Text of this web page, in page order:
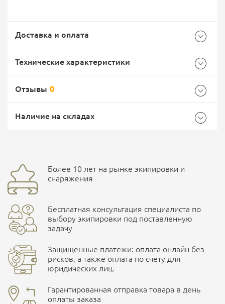
Доставка и оплата
Доставка Почтой России
EMS Почта России
Доставка курьерской службой СДЭК -
Наличные при самовывозе
Технические характеристики
Размер 50/176
Бренд
Страна производитель
Характеристики комплектаций
Размер
50/176, 52/176, 54/182, 48/176, 60/182, 62/182, 46/176,
44/176
Отзывы 0
Ваш отзыв
Наличие на складах
улица Маяковского, 10
ПОДРОБНЕЕ О СКЛАДЕ
Более 10 лет на рынке экипировки и
снаряжения
Бесплатная консультация специалиста по
выбору экипировки под поставленную
задачу
Защищенные платежи: оплата онлайн без
рисков, а также оплата по счету для
юридических лиц.
Гарантированная отправка товара в день
оплаты заказа